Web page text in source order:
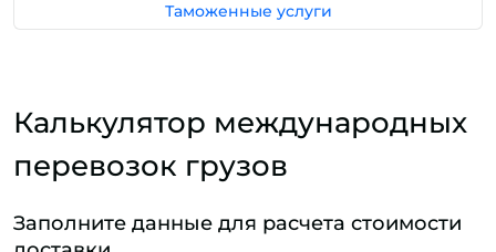
Таможенные услуги
Калькулятор международных
перевозок грузов
Заполните данные для расчета стоимости